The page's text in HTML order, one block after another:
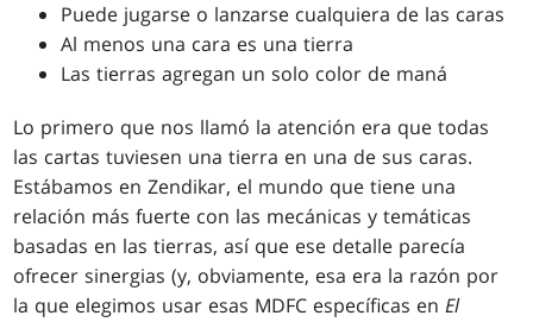
Puede jugarse o lanzarse cualquiera de las caras
Al menos una cara es una tierra
Las tierras agregan un solo color de maná
Lo primero que nos llamó la atención era que todas
las cartas tuviesen una tierra en una de sus caras.
Estábamos en Zendikar, el mundo que tiene una
relación más fuerte con las mecánicas y temáticas
basadas en las tierras, así que ese detalle parecía
ofrecer sinergias (y, obviamente, esa era la razón por
la que elegimos usar esas MDFC específicas enEl